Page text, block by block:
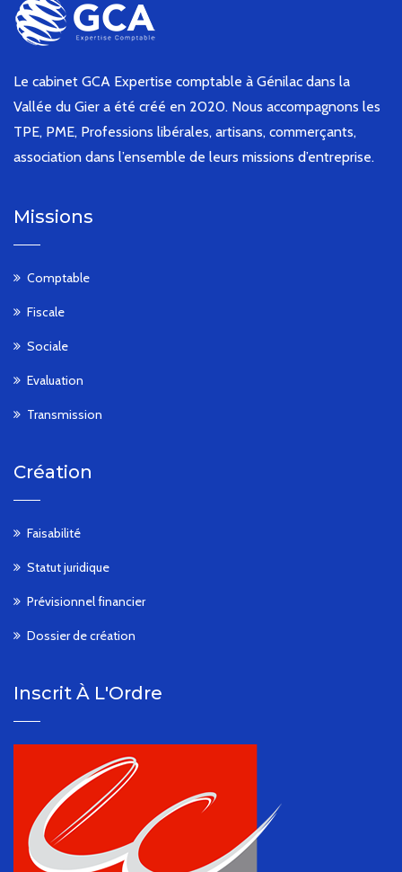
Le cabinet GCA Expertise comptable à Génilac dans la
Vallée du Gier a été créé en 2020. Nous accompagnons les
TPE, PME, Professions libérales, artisans, commerçants,
association dans l’ensemble de leurs missions d’entreprise.
Missions
Comptable
Fiscale
Sociale
Evaluation
Transmission
Création
Faisabilité
Statut juridique
Prévisionnel financier
Dossier de création
Inscrit À L'Ordre